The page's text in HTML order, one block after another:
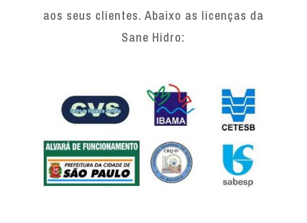
aos seus clientes. Abaixo as licenças da
Sane Hidro: